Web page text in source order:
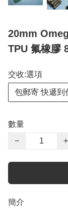
20mm
TPU 氟橡膠
交收:選項
包郵寄 快遞到
數量
−
+
簡介